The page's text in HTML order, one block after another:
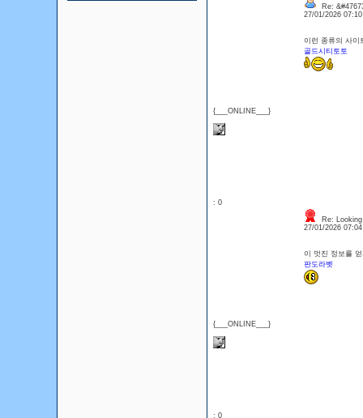
{___ONLINE___}
Re:
27/01/2026
이런 종류의 사이
골드시티토토
: 0
{___ONLINE___}
Re:
27/01/2026
이 멋진 정보를
판도라벳
: 0